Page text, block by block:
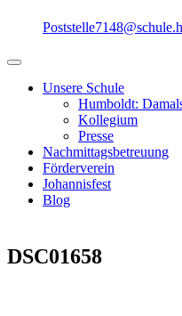
Unsere Schule
Humboldt:
Kollegium
Presse
Nachmittagsbetreuung
Förderverein
Johannisfest
Blog
DSC01658